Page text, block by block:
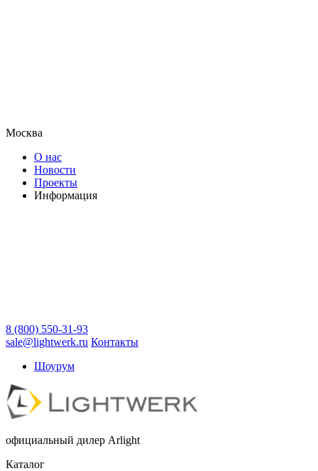
Москва
О нас
Новости
Проекты
Информация
8 (800) 550-31-93
sale@lightwerk.ru Контакты
Шоурум
официальный дилер Arlight
Каталог